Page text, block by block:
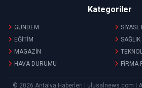
Kategoriler
GÜNDEM
EĞİTİM
SAĞLIK
MAGAZİN
HAVA DURUMU
FİRMA
© 2026 Antalya Haberleri | ulusalnews.com |